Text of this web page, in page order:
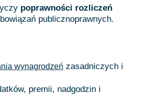
poprawności rozliczeń
publicznoprawnych.
wynagrodzeń zasadniczych i
premii, nadgodzin i